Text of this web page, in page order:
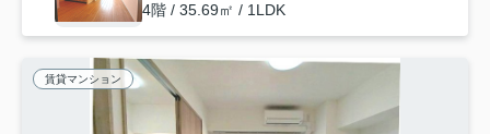
4階 / 35.69㎡ / 1LDK
賃貸マンション